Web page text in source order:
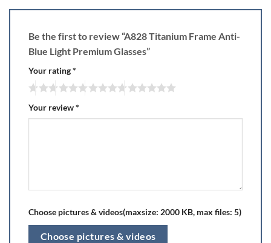
Be the first to review “A828 Titanium Frame Anti-
Blue Light Premium Glasses”
Your rating*
Your review*
Choose pictures & videos(maxsize: 2000 KB, max files: 5)
Choose pictures & videos